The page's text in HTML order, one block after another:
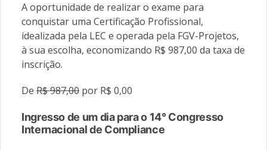
A oportunidade de realizar o exame para
conquistar uma Certificação Profissional,
idealizada pela LEC e operada pela FGV-Projetos,
à sua escolha, economizando R$ 987,00 da taxa de
inscrição.
De R$ 987,00 por R$ 0,00
Ingresso de um dia para o 14° Congresso
Internacional de Compliance